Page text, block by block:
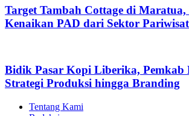
Target Tambah Cottage di
Kenaikan PAD dari Sektor
Bidik Pasar Kopi Liberika, Pemkab
Strategi Produksi hingga Branding
Tentang Kami